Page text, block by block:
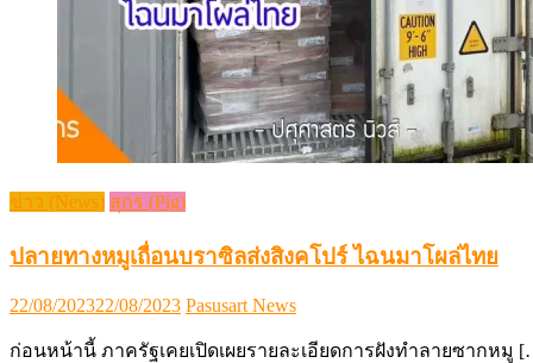
ข่าว (News) สุกร (Pig)
ปลายทางหมูเถื่อนบราซิลส่งสิงคโปร์ ไฉนมาโผล่ไทย
Posted
22/08/202322/08/2023 Author
Pasusart News
ก่อนหน้านี้ ภาครัฐเคยเปิดเผยรายละเอียดการฝังทำลายซากหมู